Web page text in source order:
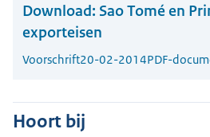
Download: Sao Tomé en
exporteisen
Voorschrift20-02-2014PDF-
Hoort bij